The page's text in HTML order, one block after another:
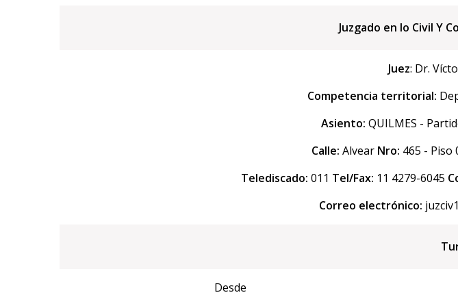
Juzgado en lo Civil Y
Juez: Dr.
Competencia territorial:
Asiento: QUILMES -
Calle: Alvear Nro: 465 - Piso
Telediscado: 011 Tel/Fax: 11 4279-6045
Correo electrónico:
Desde